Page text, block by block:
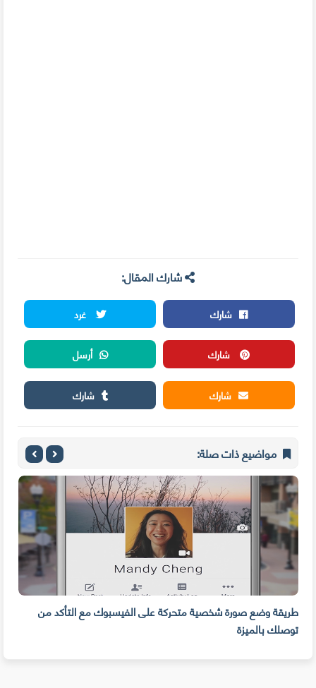
شارك المقال:
شارك
غرد
شارك
أرسل
شارك
شارك
مواضيع ذات صلة:
طريقة وضع صورة شخصية متحركة على الفيسبوك مع التأكد من
توصلك بالميزة